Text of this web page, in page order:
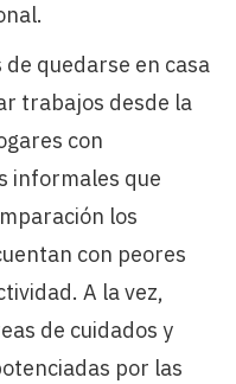
quedarse en casa
trabajos desde la
con
informales que
los
con peores
A la vez,
de cuidados y
por las